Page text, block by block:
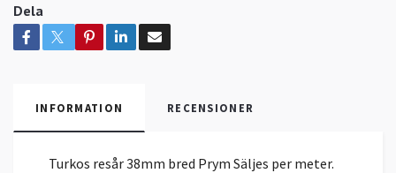
Dela
INFORMATION RECENSIONER
Turkos resår 38mm bred Prym Säljes per meter.